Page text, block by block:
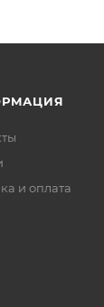
и оплата